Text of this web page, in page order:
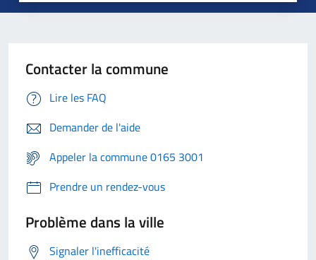
Contacter la commune
Lire les FAQ
Demander de l'aide
Appeler la commune 0165 3001
Prendre un rendez-vous
Problème dans la ville
Signaler l'inefficacité